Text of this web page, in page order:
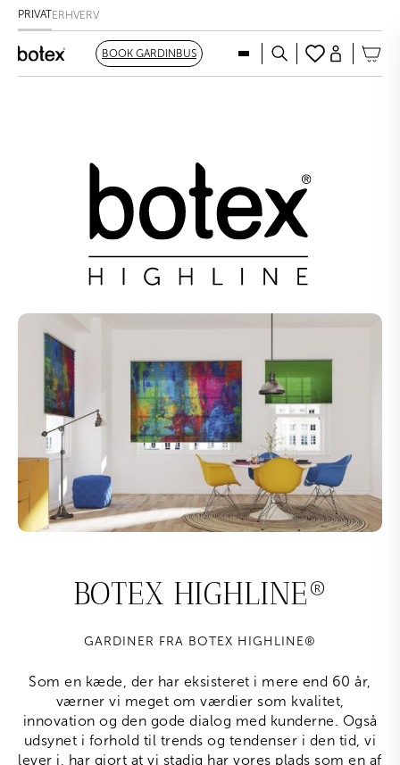
PRIVATERHVERV
BOOK GARDINBUS
BOTEX HIGHLINE®
GARDINER FRA BOTEX HIGHLINE®
Som en kæde, der har eksisteret i mere end 60 år,
værner vi meget om værdier som kvalitet,
innovation og den gode dialog med kunderne. Også
udsynet i forhold til trends og tendenser i den tid, vi
lever i, har gjort at vi stadig har vores plads som en af